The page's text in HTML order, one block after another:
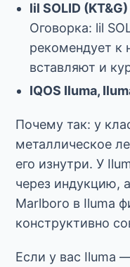
lil SOLID (KT&G)
Оговорка: lil
рекомендует к
вставляют и
IQOS Iluma,
Почему так: у
металлическое
его изнутри. У
через индукцию,
Marlboro в Iluma
конструктивно
Если у вас Iluma